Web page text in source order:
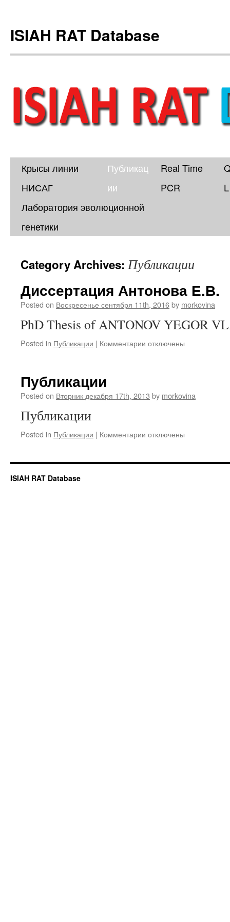
ISIAH RAT Database
Skip
content
Крысы линии
НИСАГ
Публикац
ии
Real Time
PCR
L
Лаборатория эволюционной
генетики
Category Archives: Публикации
Диссертация Антонова Е.В.
Posted on Воскресенье сентября 11th, 2016by morkovina
PhD Thesis of ANTONOV YEGOR
Posted in Публикации | Комментарии котключены
Публикации
Posted on Вторник декабря 17th, 2013 by morkovina
Публикации
Posted in Публикации | Комментарии котключены
ISIAH RAT Database